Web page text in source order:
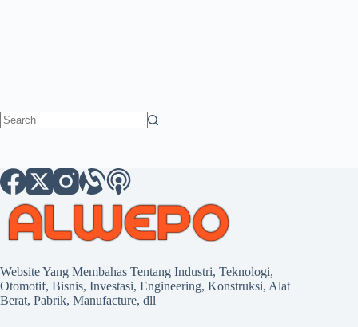
Website Yang Membahas Tentang Industri, Teknologi,
Otomotif, Bisnis, Investasi, Engineering, Konstruksi, Alat
Berat, Pabrik, Manufacture, dll